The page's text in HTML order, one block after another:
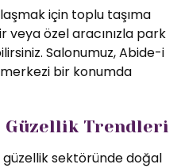
için toplu taşıma
veya özel aracınızla park
Salonumuz, Abide-i
bir konumda
Güzellik Trendleri
güzellik sektöründe doğal